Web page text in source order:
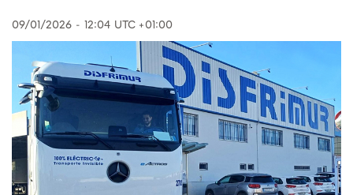
09/01/2026 - 12:04 UTC +01:00